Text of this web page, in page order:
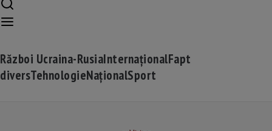
Război Ucraina-RusiaInternaționalFapt
diversTehnologieNaționalSport